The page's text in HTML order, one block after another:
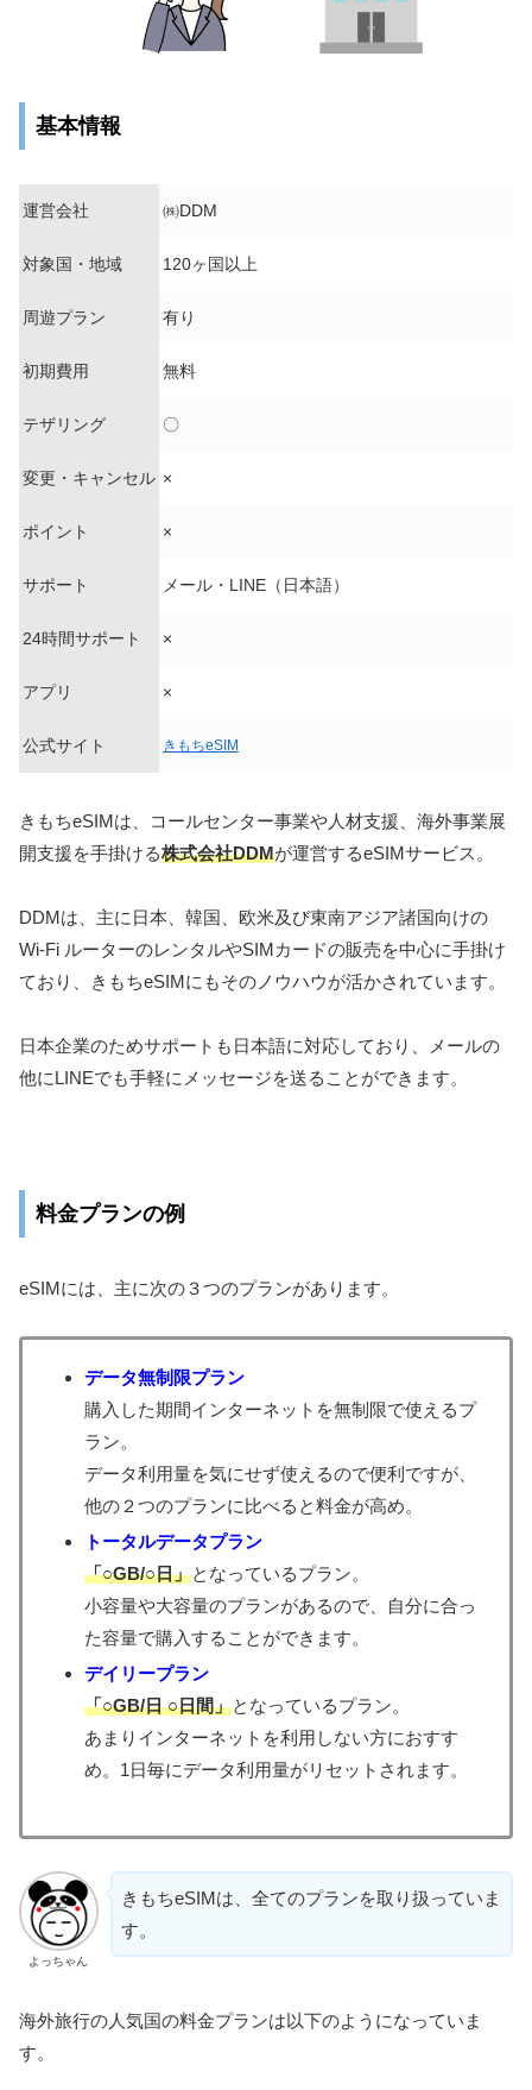
基本情報
運営会社 ㈱DDM
対象国・地域 120ヶ国以上
周遊プラン 有り
初期費用 無料
テザリング 〇
変更・キャンセル ×
ポイント ×
サポート メール・LINE（日本語）
24時間サポート ×
アプリ ×
公式サイト きもちeSIM
きもちeSIMは、コールセンター事業や人材支援、海外事業展
開支援を手掛ける株式会社DDMが運営するeSIMサービス。
DDMは、主に日本、韓国、欧米及び東南アジア諸国向けの
Wi-Fi ルーターのレンタルやSIMカードの販売を中心に手掛け
ており、きもちeSIMにもそのノウハウが活かされています。
日本企業のためサポートも日本語に対応しており、メールの
他にLINEでも手軽にメッセージを送ることができます。
料金プランの例
eSIMには、主に次の３つのプランがあります。
データ無制限プラン
購入した期間インターネットを無制限で使えるプ
ラン。
データ利用量を気にせず使えるので便利ですが、
他の２つのプランに比べると料金が高め。
トータルデータプラン
「○GB/○日」となっているプラン。
小容量や大容量のプランがあるので、自分に合っ
た容量で購入することができます。
デイリープラン
「○GB/日 ○日間」となっているプラン。
あまりインターネットを利用しない方におすす
め。1日毎にデータ利用量がリセットされます。
よっちゃん
きもちeSIMは、全てのプランを取り扱っていま
す。
海外旅行の人気国の料金プランは以下のようになっていま
す。